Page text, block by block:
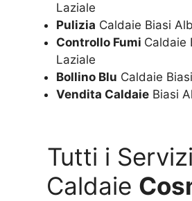
Laziale
Pulizia Caldaie Biasi
Controllo Fumi Caldaie
Laziale
Bollino Blu Caldaie
Vendita Caldaie Biasi
Tutti i
Caldaie